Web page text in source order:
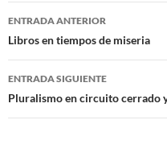
Navegación
de
entradas
ENTRADA ANTERIOR
Libros en tiempos de miseria
ENTRADA SIGUIENTE
Pluralismo en circuito cerrado